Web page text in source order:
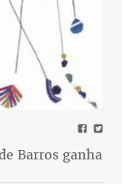
Barros ganha